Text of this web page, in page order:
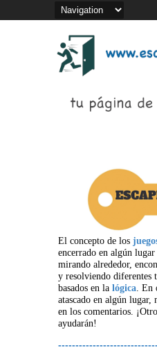
El concepto de los
encerrado en algún
mirando alrededor,
y resolviendo diferentes
basados en la lógica. En
atascado en algún lugar,
en los comentarios.
ayudarán!